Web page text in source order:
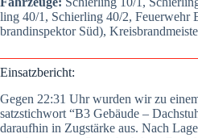
ling 40/1, Schier­ling 40/2,
brand­in­spek­tor Süd),
Ein­satz­be­richt:
Gegen 22:31 Uhr wur­den wir zu
satz­stich­wort “B3 Gebäu­de –
dar­auf­hin in Zug­stär­ke aus. Nach